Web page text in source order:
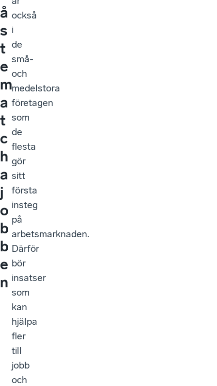
å
s
t
e
m
a
t
c
h
a
j
o
b
b
e
n
också
i
de
små-
och
medelstora
företagen
som
de
flesta
gör
sitt
första
insteg
på
arbetsmarknaden.
Därför
bör
insatser
som
kan
hjälpa
fler
till
jobb
och